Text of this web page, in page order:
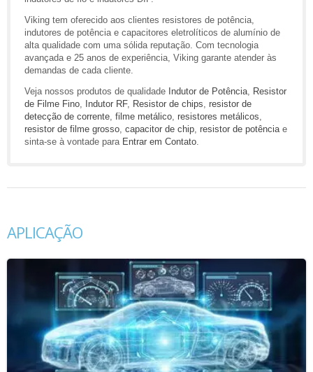
Viking tem oferecido aos clientes resistores de potência,
indutores de potência e capacitores eletrolíticos de alumínio de
alta qualidade com uma sólida reputação. Com tecnologia
avançada e 25 anos de experiência, Viking garante atender às
demandas de cada cliente.
Veja nossos produtos de qualidade Indutor de Potência
Resistor
de Filme Fino
Indutor RF, Resistor de chips resistor de
detecção de corrente filme metálico resistores metálicos
resistor de filme grosso capacitor de chip resistor de potência e
sinta-se à vontade para Entrar em Contato
APLICAÇÃO